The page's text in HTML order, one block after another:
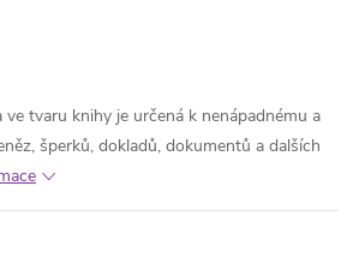
tvaru knihy je určená k nenápadnému a
šperků, dokladů, dokumentů a dalších